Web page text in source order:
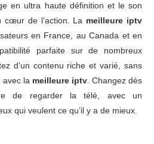
en ultra haute définition et le son
cœur de l’action. La meilleure iptv
en France, au Canada et en
parfaite sur de nombreux
d’un contenu riche et varié, sans
avec la meilleure iptv. Changez dès
de regarder la télé, avec un
qui veulent ce qu’il y a de mieux.